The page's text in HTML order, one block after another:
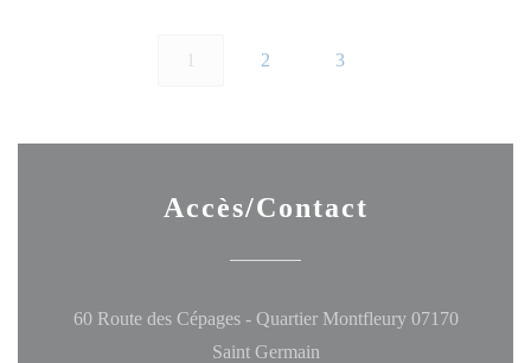
1 2 3
Accès/Contact
60 Route des Cépages - Quartier Montfleury 07170
Saint Germain((ouvre une nouvelle